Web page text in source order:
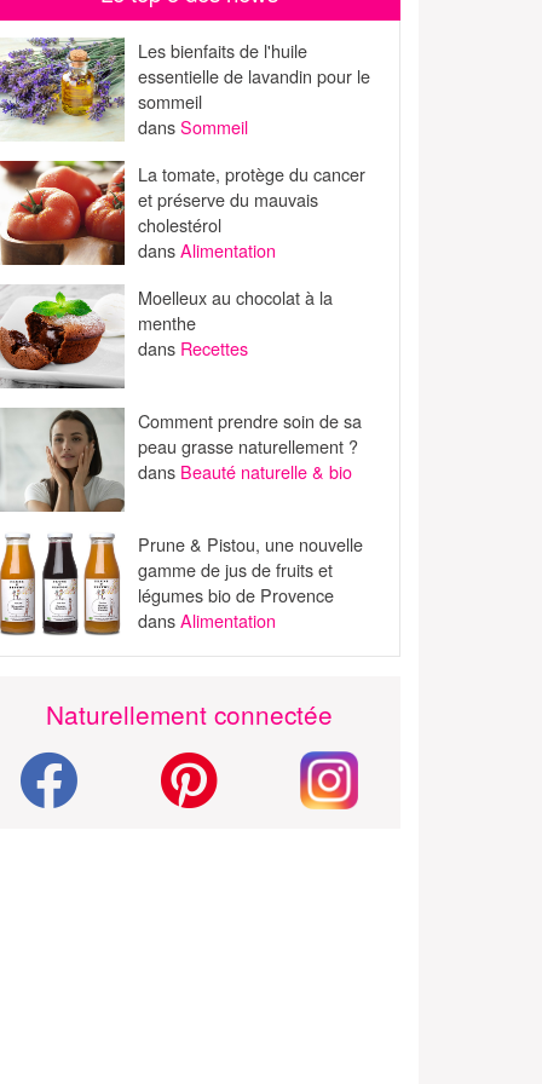
Les bienfaits de l'huile
essentielle de lavandin pour le
sommeil
dansSommeil
La tomate, protège du cancer
et préserve du mauvais
cholestérol
dansAlimentation
Moelleux au chocolat à la
menthe
dans Recettes
Comment prendre soin de sa
peau grasse naturellement ?
dans Beauté naturelle & bio
Prune & Pistou, une nouvelle
gamme de jus de fruits et
légumes bio de Provence
dansAlimentation
Naturellement connectée